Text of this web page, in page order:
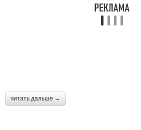
читать дальше →